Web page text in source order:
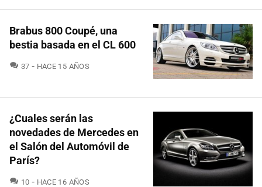
Brabus 800 Coupé, una
bestia basada en el CL 600
37 COMENTARIOS
HACE 15 AÑOS
¿Cuales serán las
novedades de Mercedes en
el Salón del Automóvil de
París?
10 COMENTARIOS
HACE 16 AÑOS